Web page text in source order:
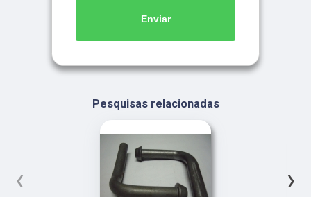
Enviar
Pesquisas relacionadas
‹ ›